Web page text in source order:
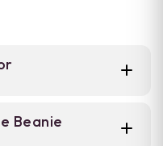
voor wandelingen,
Beanie